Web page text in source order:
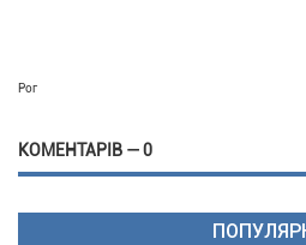
ИА "Кривбасс On-
Рог
КОМЕНТАРІВ — 0